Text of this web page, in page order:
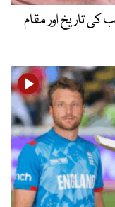
تاریخ اور مقام